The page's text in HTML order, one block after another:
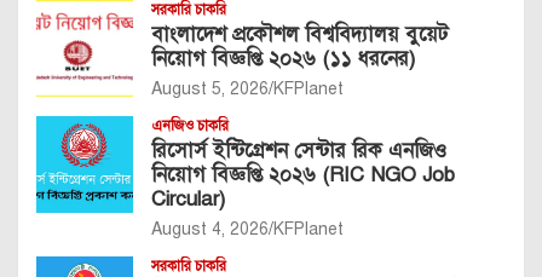
সরকারি চাকরি
বাংলাদেশ প্রকৌশল বিশ্ববিদ্যালয় বুয়েট
নিয়োগ বিজ্ঞপ্তি ২০২৬ (১১ ধরনের)
August 5, 2026 KFPlanet
এনজিও চাকরি
রিসোর্স ইন্টিগ্রেশন সেন্টার রিক এনজিও
নিয়োগ বিজ্ঞপ্তি ২০২৬ (RIC NGO Job
Circular)
August 4, 2026 KFPlanet
সরকারি চাকরি